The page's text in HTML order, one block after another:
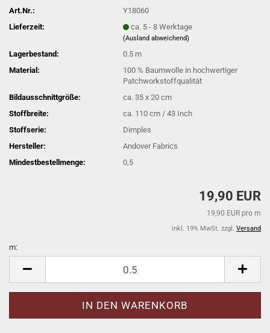
Art.Nr.:
Y18060
Lieferzeit:
ca. 5 - 8 Werktage
(Ausland abweichend)
Lagerbestand: 0.5 m
Material:
100 % Baumwolle in hochwertiger
Patchworkstoffqualität
Bildausschnittgröße:
ca. 35 x 20 cm
Stoffbreite:
ca. 110 cm / 43 Inch
Stoffserie:
Dimples
Hersteller:
Andover Fabrics
Mindestbestellmenge:
0,5
19,90 EUR
19,90 EUR pro m
inkl. 19% MwSt. zzgl. Versand
m: